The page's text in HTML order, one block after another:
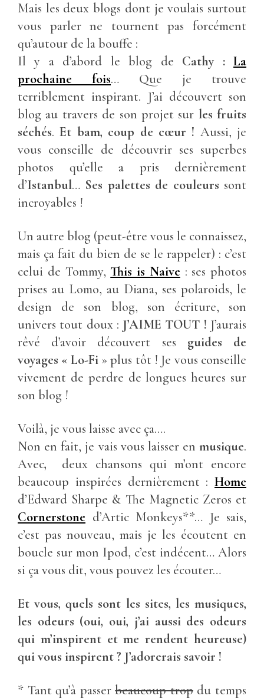
Mais les deux blogs dont je voulais surtout
vous parler ne tournent pas forcément
qu’autour de la bouffe :
Il y a d’abord le blog de Cathy :La
prochaine fois… Que je trouve
terriblement inspirant. J’ai découvert son
blog au travers de son projet sur les fruits
séchés.Et bam, coup de cœur ! Aussi, je
vous conseille de découvrir ses superbes
photos qu’elle a pris dernièrement
d’Istanbul… Ses palettes de couleurs sont
incroyables !
Un autre blog (peut-être vous le connaissez,
mais ça fait du bien de se le rappeler) : c’est
celui de Tommy, This is Naive : ses photos
prises au Lomo, au Diana, ses polaroids, le
design de son blog, son écriture, son
univers tout doux : J’AIME TOUT ! J’aurais
rêvé d’avoir découvert ses guides de
voyages « Lo-Fi» plus tôt ! Je vous conseille
vivement de perdre de longues heures sur
son blog !
Voilà, je vous laisse avec ça….
Non en fait, je vais vous laisser en musique.
Avec,
deux chansons qui m’ont encore
beaucoup inspirées dernièrement : Home
d’Edward Sharpe & The Magnetic Zeros et
Cornerstone d’Artic Monkeys**… Je sais,
c’est pas nouveau, mais je les écoutent en
boucle sur mon Ipod, c’est indécent… Alors
si ça vous dit, vous pouvez les écouter…
Et vous, quels sont les sites, les musiques,
les odeurs (oui, oui, j’ai aussi des odeurs
qui m’inspirent et me rendent heureuse)
qui vous inspirent ? J’adorerais savoir !
* Tant qu’à passerbeaucoup tropdu temps